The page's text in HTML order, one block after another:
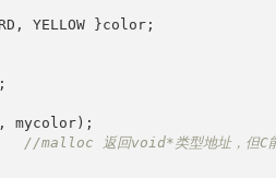
, mycolor);
//malloc 返回void*类型地址，但C能